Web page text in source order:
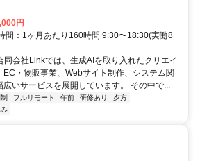
円
間：1ヶ月あたり160時間 9:30〜18:30(実働8
同会社Linkでは、生成AIを取り入れたクリエイ
EC・物販事業、Webサイト制作、システム関
いサービスを展開しています。 その中で...
フルリモート 午前 研修あり
夕方